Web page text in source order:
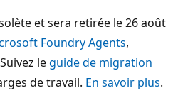
et sera retirée le 26 août
Foundry Agents,
leguide de migration
de travail. En savoir plus.